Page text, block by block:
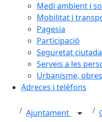
Medi ambient i
Mobilitat i
Pagesia
Participació
Seguretat
Serveis a les
Urbanisme,
Adreces i telèfons
Ajuntament